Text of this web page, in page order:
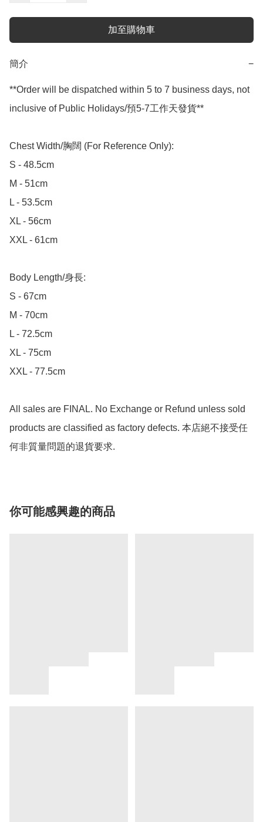
加至購物車
簡介 −
**Order will be dispatched within 5 to 7 business days, not
inclusive of Public Holidays/預5-7工作天發貨**
Chest Width/胸闊 (For Reference Only):
S - 48.5cm
M - 51cm
L - 53.5cm
XL - 56cm
XXL - 61cm
Body Length/身長:
S - 67cm
M - 70cm
L - 72.5cm
XL - 75cm
XXL - 77.5cm
All sales are FINAL. No Exchange or Refund unless sold
products are classified as factory defects. 本店絕不接受任
何非質量問題的退貨要求.
你可能感興趣的商品